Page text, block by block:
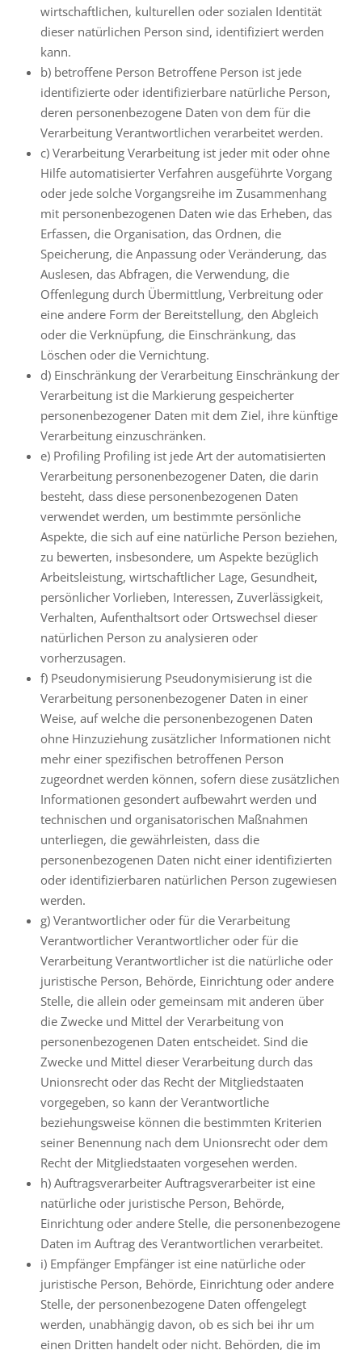
wirtschaftlichen, kulturellen oder sozialen Identität
dieser natürlichen Person sind, identifiziert werden
kann.
b) betroffene Person Betroffene Person ist jede
identifizierte oder identifizierbare natürliche Person,
deren personenbezogene Daten von dem für die
Verarbeitung Verantwortlichen verarbeitet werden.
c) Verarbeitung Verarbeitung ist jeder mit oder ohne
Hilfe automatisierter Verfahren ausgeführte Vorgang
oder jede solche Vorgangsreihe im Zusammenhang
mit personenbezogenen Daten wie das Erheben, das
Erfassen, die Organisation, das Ordnen, die
Speicherung, die Anpassung oder Veränderung, das
Auslesen, das Abfragen, die Verwendung, die
Offenlegung durch Übermittlung, Verbreitung oder
eine andere Form der Bereitstellung, den Abgleich
oder die Verknüpfung, die Einschränkung, das
Löschen oder die Vernichtung.
d) Einschränkung der Verarbeitung Einschränkung der
Verarbeitung ist die Markierung gespeicherter
personenbezogener Daten mit dem Ziel, ihre künftige
Verarbeitung einzuschränken.
e) Profiling Profiling ist jede Art der automatisierten
Verarbeitung personenbezogener Daten, die darin
besteht, dass diese personenbezogenen Daten
verwendet werden, um bestimmte persönliche
Aspekte, die sich auf eine natürliche Person beziehen,
zu bewerten, insbesondere, um Aspekte bezüglich
Arbeitsleistung, wirtschaftlicher Lage, Gesundheit,
persönlicher Vorlieben, Interessen, Zuverlässigkeit,
Verhalten, Aufenthaltsort oder Ortswechsel dieser
natürlichen Person zu analysieren oder
vorherzusagen.
f) Pseudonymisierung Pseudonymisierung ist die
Verarbeitung personenbezogener Daten in einer
Weise, auf welche die personenbezogenen Daten
ohne Hinzuziehung zusätzlicher Informationen nicht
mehr einer spezifischen betroffenen Person
zugeordnet werden können, sofern diese zusätzlichen
Informationen gesondert aufbewahrt werden und
technischen und organisatorischen Maßnahmen
unterliegen, die gewährleisten, dass die
personenbezogenen Daten nicht einer identifizierten
oder identifizierbaren natürlichen Person zugewiesen
werden.
g) Verantwortlicher oder für die Verarbeitung
Verantwortlicher Verantwortlicher oder für die
Verarbeitung Verantwortlicher ist die natürliche oder
juristische Person, Behörde, Einrichtung oder andere
Stelle, die allein oder gemeinsam mit anderen über
die Zwecke und Mittel der Verarbeitung von
personenbezogenen Daten entscheidet. Sind die
Zwecke und Mittel dieser Verarbeitung durch das
Unionsrecht oder das Recht der Mitgliedstaaten
vorgegeben, so kann der Verantwortliche
beziehungsweise können die bestimmten Kriterien
seiner Benennung nach dem Unionsrecht oder dem
Recht der Mitgliedstaaten vorgesehen werden.
h) Auftragsverarbeiter Auftragsverarbeiter ist eine
natürliche oder juristische Person, Behörde,
Einrichtung oder andere Stelle, die personenbezogene
Daten im Auftrag des Verantwortlichen verarbeitet.
i) Empfänger Empfänger ist eine natürliche oder
juristische Person, Behörde, Einrichtung oder andere
Stelle, der personenbezogene Daten offengelegt
werden, unabhängig davon, ob es sich bei ihr um
einen Dritten handelt oder nicht. Behörden, die im